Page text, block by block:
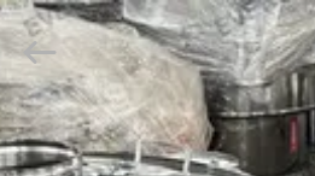
DOM
Machinery
(Henan)
Ltd.
Rights
Reserved.